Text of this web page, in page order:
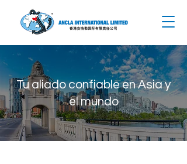
Tu aliado confiable en Asia y
el mundo